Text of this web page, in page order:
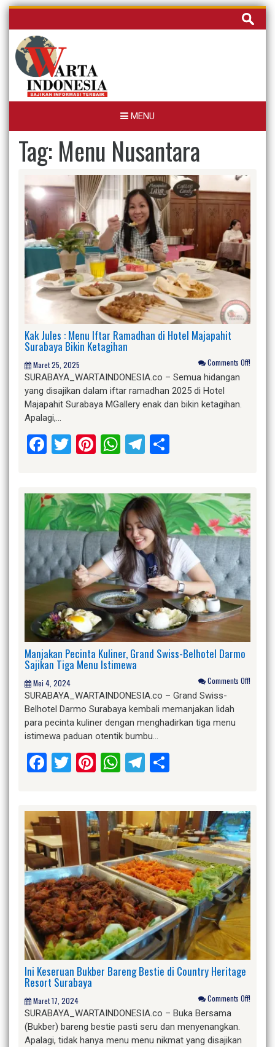
Skip
content
Cari
untuk:
MENU
Tag: Menu Nusantara
Kak Jules : Menu Iftar Ramadhan di Hotel Majapahit
Surabaya Bikin Ketagihan
Maret 25, 2025 Comments Off!
SURABAYA_WARTAINDONESIA.co – Semua hidangan
yang disajikan dalam iftar ramadhan 2025 di Hotel
Majapahit Surabaya MGallery enak dan bikin ketagihan.
Apalagi,…
Facebook
Twitter
Pinterest
WhatsApp
Telegram
Manjakan Pecinta Kuliner, Grand Swiss-Belhotel Darmo
Sajikan Tiga Menu Istimewa
Mei 4, 2024 Comments Off!
SURABAYA_WARTAINDONESIA.co – Grand Swiss-
Belhotel Darmo Surabaya kembali memanjakan lidah
para pecinta kuliner dengan menghadirkan tiga menu
istimewa paduan otentik bumbu…
Facebook
Twitter
Pinterest
WhatsApp
Telegram
Ini Keseruan Bukber Bareng Bestie di Country Heritage
Resort Surabaya
Maret 17, 2024 Comments Off!
SURABAYA_WARTAINDONESIA.co – Buka Bersama
(Bukber) bareng bestie pasti seru dan menyenangkan.
Apalagi, tidak hanya menu menu nikmat yang disajikan